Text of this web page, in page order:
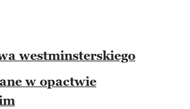
westminsterskiego
w opactwie